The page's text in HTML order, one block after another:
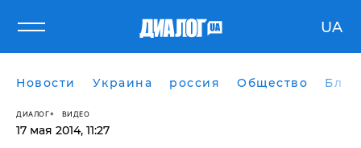
UA
Новости Украина россия Общество
ДИАЛОГ ВИДЕО
17 мая 2014, 11:27